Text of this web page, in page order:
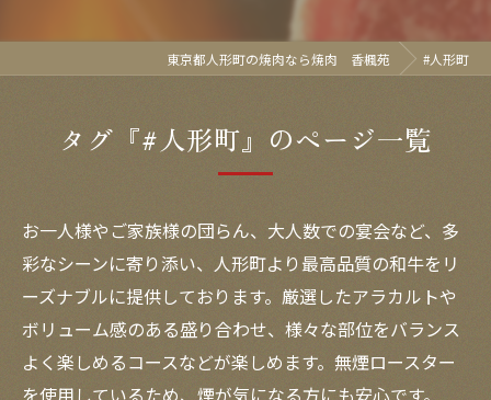
東京都人形町の焼肉なら焼肉 香楓苑 #人形町
タグ『#人形町』のページ一覧
お一人様やご家族様の団らん、大人数での宴会など、多
彩なシーンに寄り添い、人形町より最高品質の和牛をリ
ーズナブルに提供しております。厳選したアラカルトや
ボリューム感のある盛り合わせ、様々な部位をバランス
よく楽しめるコースなどが楽しめます。無煙ロースター
を使用しているため、煙が気になる方にも安心です。